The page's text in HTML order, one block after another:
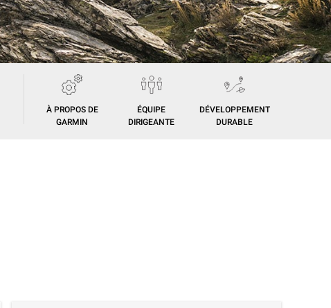
À PROPOS DE
GARMIN
ÉQUIPE
DIRIGEANTE
DÉVELOPPEMENT
DURABLE